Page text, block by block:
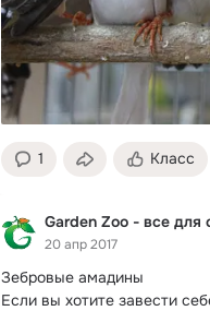
1 Класс
Garden Zoo - все для
20 апр 2017
Зебровые амадины
Если вы хотите завести